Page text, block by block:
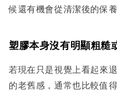
候還有機會從清潔後的保養
塑膠本身沒有明顯粗糙
若現在只是視覺上看起來
的老舊感，通常也比較值